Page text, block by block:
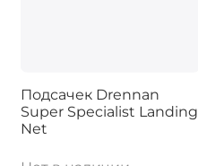
Подсачек Drennan
Super Specialist Landing
Net